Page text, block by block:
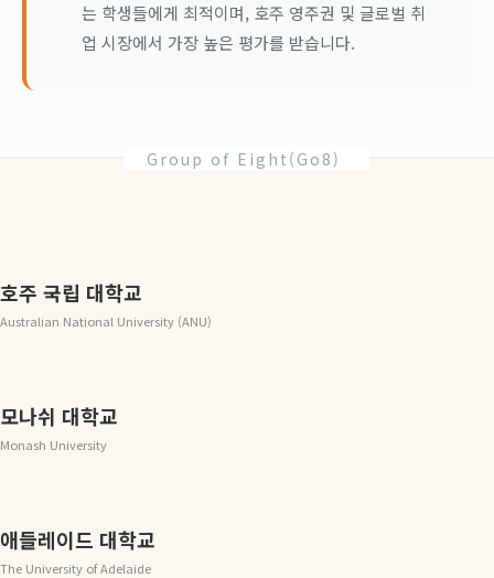
는 학생들에게 최적이며, 호주 영주권 및 글로벌 취
업 시장에서 가장 높은 평가를 받습니다.
Group of Eight(Go8)
호주 국립 대학교
Australian National University (ANU)
모나쉬 대학교
Monash University
애들레이드 대학교
The University of Adelaide